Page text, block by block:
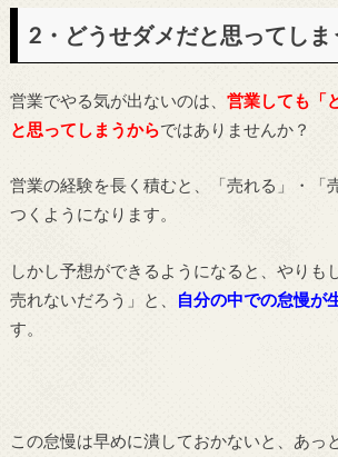
2・どうせダメだと思ってしま
営業でやる気が出ないのは、 営業しても「
と思ってしまうからではありませんか？
営業の経験を長く積むと、「売れる」・「
つくようになります。
しかし予想ができるようになると、やりも
売れないだろう」と、
自分の中での怠慢が
す。
この怠慢は早めに潰しておかないと、あっ